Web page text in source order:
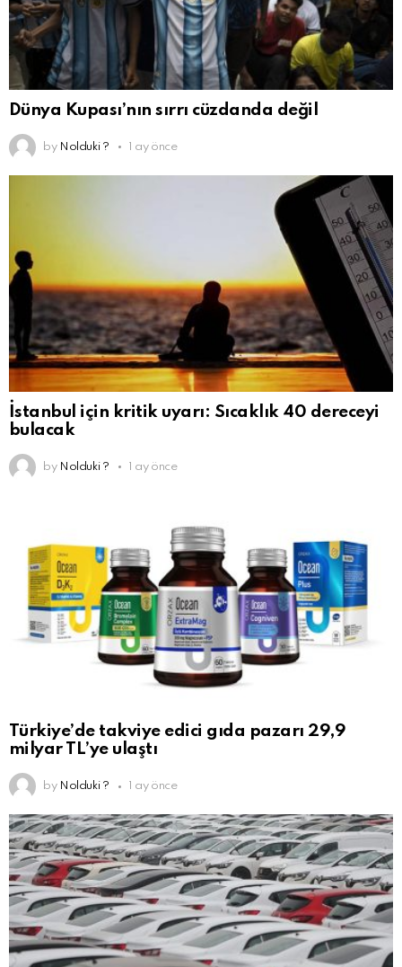
Dünya Kupası’nın sırrı cüzdanda değil
by Nolduki ? 1 ay önce
İstanbul için kritik uyarı: Sıcaklık 40 dereceyi
bulacak
by Nolduki ? 1 ay önce
Türkiye’de takviye edici gıda pazarı 29,9
milyar TL’ye ulaştı
by Nolduki ? 1 ay önce